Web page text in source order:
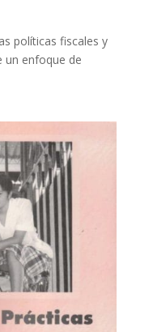
políticas fiscales y
un enfoque de